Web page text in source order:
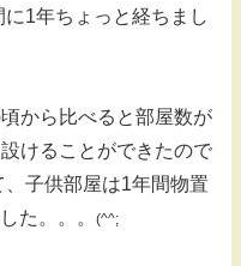
1年ちょっと経ちまし
から比べると部屋数が
けることができたので
子供部屋は1年間物置
た。。。
(^^;